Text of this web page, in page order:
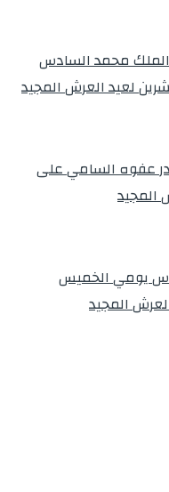
الملك محمد السادس
لعيد العرش المجيد
عفوه السامي على
يومي الخميس
المجيد